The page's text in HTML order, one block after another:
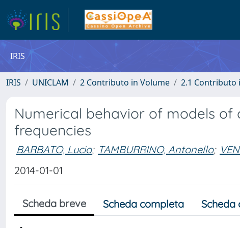
IRIS
IRIS UNICLAM 2 Contributo in Volume 2.1 Contributo
Numerical behavior of models of
frequencies
BARBATO, Lucio; TAMBURRINO, Antonello;
2014-01-01
Scheda breve Scheda completa Scheda